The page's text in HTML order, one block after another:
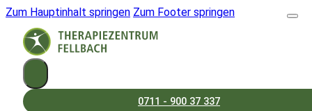
Zum Hauptinhalt springen Zum Footer springen
0711 - 900 37 337